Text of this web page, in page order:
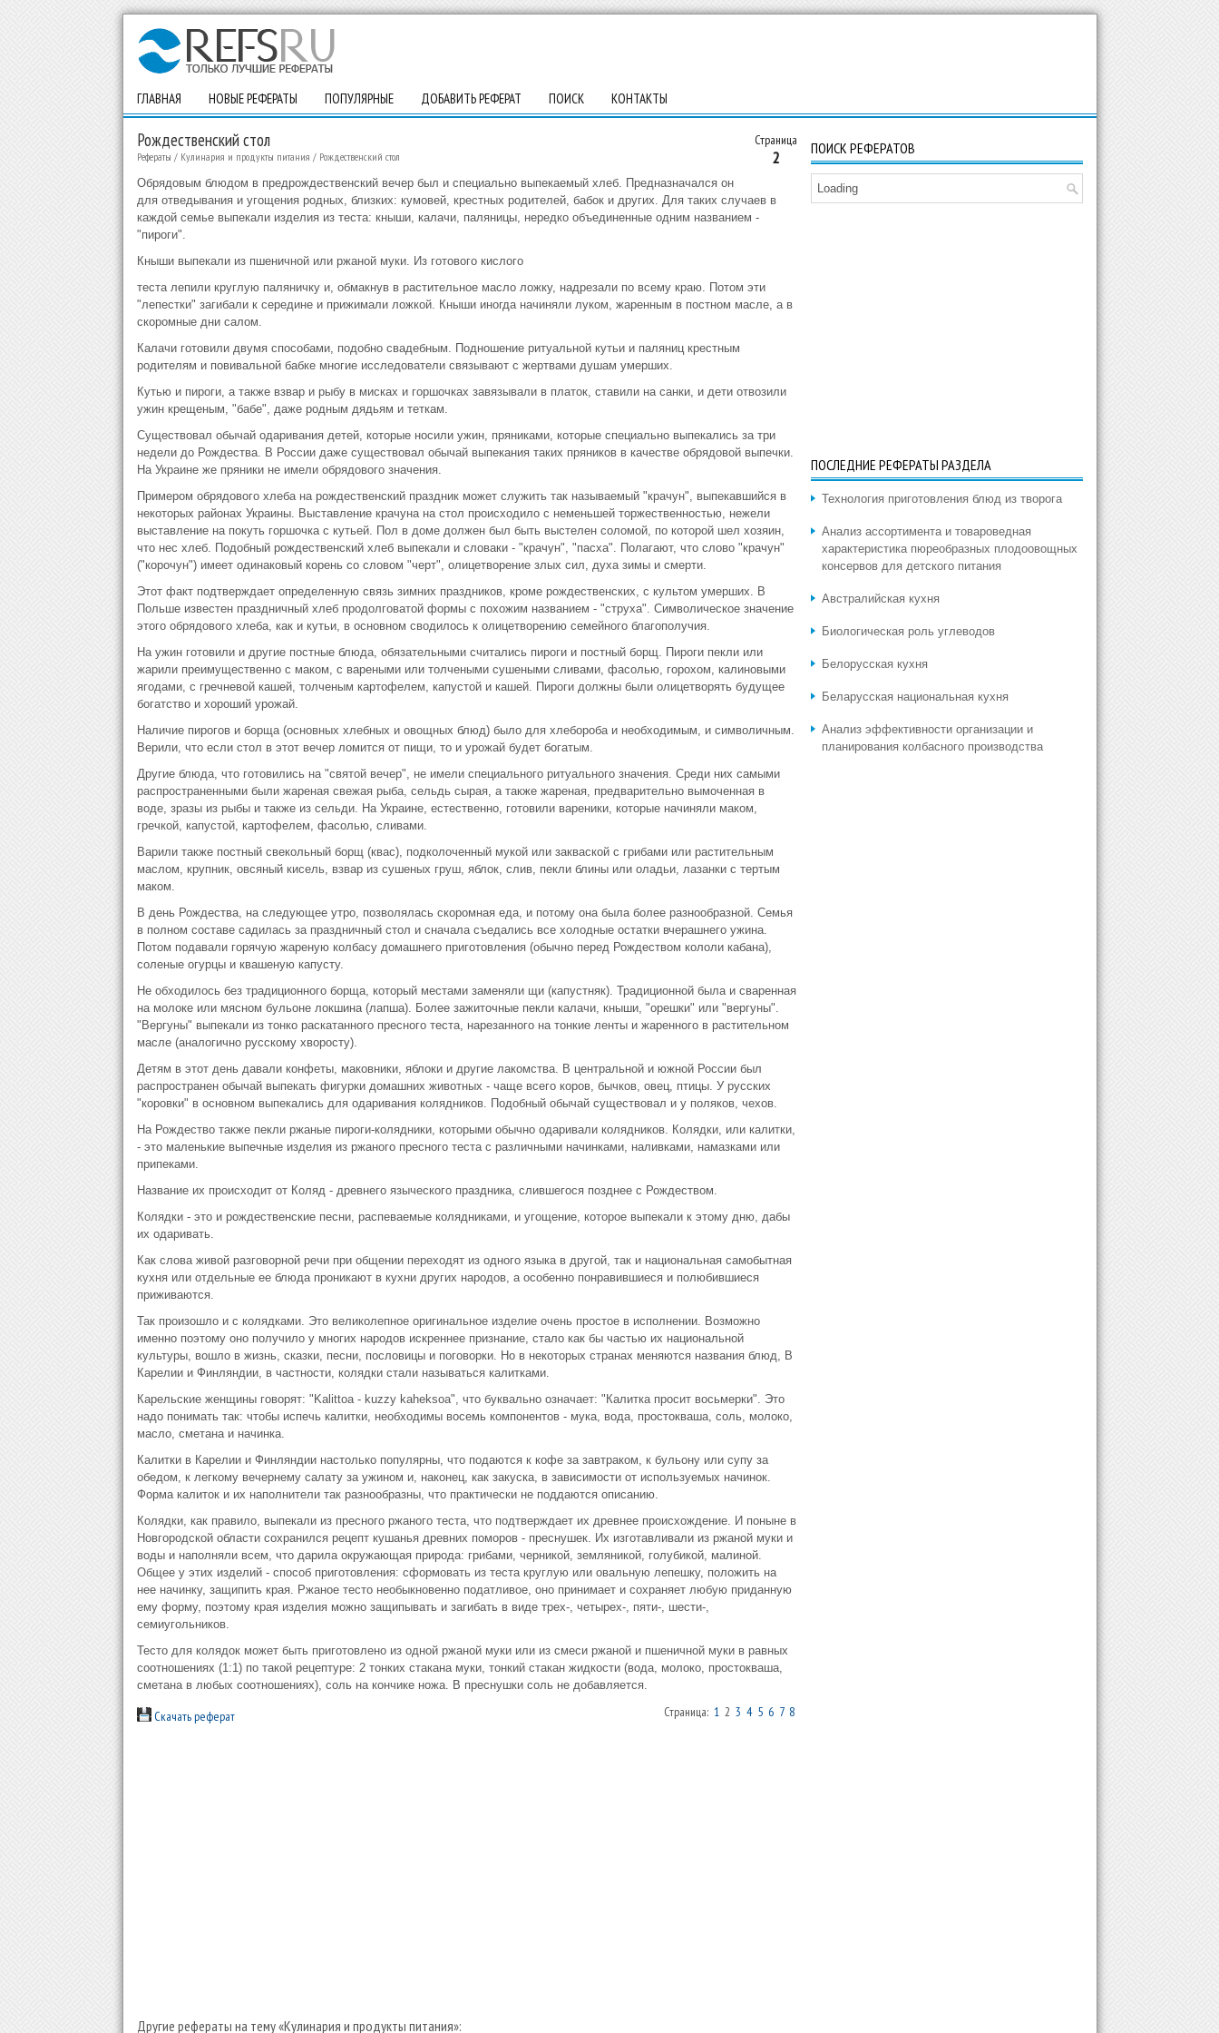
ГЛАВНАЯ НОВЫЕ РЕФЕРАТЫ ПОПУЛЯРНЫЕ ДОБАВИТЬ РЕФЕРАТ ПОИСК КОНТАКТЫ
Страница
2
Рождественский стол
Рефераты / Кулинария и продукты питания / Рождественский стол
Обрядовым блюдом в предрождественский вечер был и специально выпекаемый хлеб. Предназначался он
для отведывания и угощения родных, близких: кумовей, крестных родителей, бабок и других. Для таких случаев в
каждой семье выпекали изделия из теста: кныши, калачи, паляницы, нередко объединенные одним названием -
"пироги".
Кныши выпекали из пшеничной или ржаной муки. Из готового кислого
теста лепили круглую паляничку и, обмакнув в растительное масло ложку, надрезали по всему краю. Потом эти
"лепестки" загибали к середине и прижимали ложкой. Кныши иногда начиняли луком, жаренным в постном масле, а в
скоромные дни салом.
Калачи готовили двумя способами, подобно свадебным. Подношение ритуальной кутьи и паляниц крестным
родителям и повивальной бабке многие исследователи связывают с жертвами душам умерших.
Кутью и пироги, а также взвар и рыбу в мисках и горшочках завязывали в платок, ставили на санки, и дети отвозили
ужин крещеным, "бабе", даже родным дядьям и теткам.
Существовал обычай одаривания детей, которые носили ужин, пряниками, которые специально выпекались за три
недели до Рождества. В России даже существовал обычай выпекания таких пряников в качестве обрядовой выпечки.
На Украине же пряники не имели обрядового значения.
Примером обрядового хлеба на рождественский праздник может служить так называемый "крачун", выпекавшийся в
некоторых районах Украины. Выставление крачуна на стол происходило с неменьшей торжественностью, нежели
выставление на покуть горшочка с кутьей. Пол в доме должен был быть выстелен соломой, по которой шел хозяин,
что нес хлеб. Подобный рождественский хлеб выпекали и словаки - "крачун", "пасха". Полагают, что слово "крачун"
("корочун") имеет одинаковый корень со словом "черт", олицетворение злых сил, духа зимы и смерти.
Этот факт подтверждает определенную связь зимних праздников, кроме рождественских, с культом умерших. В
Польше известен праздничный хлеб продолговатой формы с похожим названием - "струха". Символическое значение
этого обрядового хлеба, как и кутьи, в основном сводилось к олицетворению семейного благополучия.
На ужин готовили и другие постные блюда, обязательными считались пироги и постный борщ. Пироги пекли или
жарили преимущественно с маком, с вареными или толчеными сушеными сливами, фасолью, горохом, калиновыми
ягодами, с гречневой кашей, толченым картофелем, капустой и кашей. Пироги должны были олицетворять будущее
богатство и хороший урожай.
Наличие пирогов и борща (основных хлебных и овощных блюд) было для хлебороба и необходимым, и символичным.
Верили, что если стол в этот вечер ломится от пищи, то и урожай будет богатым.
Другие блюда, что готовились на "святой вечер", не имели специального ритуального значения. Среди них самыми
распространенными были жареная свежая рыба, сельдь сырая, а также жареная, предварительно вымоченная в
воде, зразы из рыбы и также из сельди. На Украине, естественно, готовили вареники, которые начиняли маком,
гречкой, капустой, картофелем, фасолью, сливами.
Варили также постный свекольный борщ (квас), подколоченный мукой или закваской с грибами или растительным
маслом, крупник, овсяный кисель, взвар из сушеных груш, яблок, слив, пекли блины или оладьи, лазанки с тертым
маком.
В день Рождества, на следующее утро, позволялась скоромная еда, и потому она была более разнообразной. Семья
в полном составе садилась за праздничный стол и сначала съедались все холодные остатки вчерашнего ужина.
Потом подавали горячую жареную колбасу домашнего приготовления (обычно перед Рождеством кололи кабана),
соленые огурцы и квашеную капусту.
Не обходилось без традиционного борща, который местами заменяли щи (капустняк). Традиционной была и сваренная
на молоке или мясном бульоне локшина (лапша). Более зажиточные пекли калачи, кныши, "орешки" или "вергуны".
"Вергуны" выпекали из тонко раскатанного пресного теста, нарезанного на тонкие ленты и жаренного в растительном
масле (аналогично русскому хворосту).
Детям в этот день давали конфеты, маковники, яблоки и другие лакомства. В центральной и южной России был
распространен обычай выпекать фигурки домашних животных - чаще всего коров, бычков, овец, птицы. У русских
"коровки" в основном выпекались для одаривания колядников. Подобный обычай существовал и у поляков, чехов.
На Рождество также пекли ржаные пироги-колядники, которыми обычно одаривали колядников. Колядки, или калитки,
- это маленькие выпечные изделия из ржаного пресного теста с различными начинками, наливками, намазками или
припеками.
Название их происходит от Коляд - древнего языческого праздника, слившегося позднее с Рождеством.
Колядки - это и рождественские песни, распеваемые колядниками, и угощение, которое выпекали к этому дню, дабы
их одаривать.
Как слова живой разговорной речи при общении переходят из одного языка в другой, так и национальная самобытная
кухня или отдельные ее блюда проникают в кухни других народов, а особенно понравившиеся и полюбившиеся
приживаются.
Так произошло и с колядками. Это великолепное оригинальное изделие очень простое в исполнении. Возможно
именно поэтому оно получило у многих народов искреннее признание, стало как бы частью их национальной
культуры, вошло в жизнь, сказки, песни, пословицы и поговорки. Но в некоторых странах меняются названия блюд, В
Карелии и Финляндии, в частности, колядки стали называться калитками.
Карельские женщины говорят: "Kalittoa - kuzzy kaheksoa", что буквально означает: "Калитка просит восьмерки". Это
надо понимать так: чтобы испечь калитки, необходимы восемь компонентов - мука, вода, простокваша, соль, молоко,
масло, сметана и начинка.
Калитки в Карелии и Финляндии настолько популярны, что подаются к кофе за завтраком, к бульону или супу за
обедом, к легкому вечернему салату за ужином и, наконец, как закуска, в зависимости от используемых начинок.
Форма калиток и их наполнители так разнообразны, что практически не поддаются описанию.
Колядки, как правило, выпекали из пресного ржаного теста, что подтверждает их древнее происхождение. И поныне в
Новгородской области сохранился рецепт кушанья древних поморов - преснушек. Их изготавливали из ржаной муки и
воды и наполняли всем, что дарила окружающая природа: грибами, черникой, земляникой, голубикой, малиной.
Общее у этих изделий - способ приготовления: сформовать из теста круглую или овальную лепешку, положить на
нее начинку, защипить края. Ржаное тесто необыкновенно податливое, оно принимает и сохраняет любую приданную
ему форму, поэтому края изделия можно защипывать и загибать в виде трех-, четырех-, пяти-, шести-,
семиугольников.
Тесто для колядок может быть приготовлено из одной ржаной муки или из смеси ржаной и пшеничной муки в равных
соотношениях (1:1) по такой рецептуре: 2 тонких стакана муки, тонкий стакан жидкости (вода, молоко, простокваша,
сметана в любых соотношениях), соль на кончике ножа. В преснушки соль не добавляется.
Скачать реферат Страница: 12 3 4 5 6 7 8
Другие рефераты на тему «Кулинария и продукты питания»:
ПОИСК РЕФЕРАТОВ
Loading
ПОСЛЕДНИЕ РЕФЕРАТЫ РАЗДЕЛА
Технология приготовления блюд из творога
Анализ ассортимента и товароведная
характеристика пюреобразных плодоовощных
консервов для детского питания
Австралийская кухня
Биологическая роль углеводов
Белорусская кухня
Беларусская национальная кухня
Анализ эффективности организации и
планирования колбасного производства